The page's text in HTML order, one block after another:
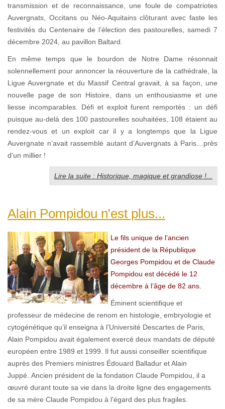
transmission et de reconnaissance, une foule de compatriotes
Auvergnats, Occitans ou Néo-Aquitains clôturant avec faste les
festivités du Centenaire de l’élection des pastourelles, samedi 7
décembre 2024, au pavillon Baltard.
En même temps que le bourdon de Notre Dame résonnait
solennellement pour annoncer la réouverture de la cathédrale, la
Ligue Auvergnate et du Massif Central gravait, à sa façon, une
nouvelle page de son Histoire, dans un enthousiasme et une
liesse incomparables. Défi et exploit furent remportés : un défi
puisque au-delà des 100 pastourelles souhaitées, 108 étaient au
rendez-vous et un exploit car il y a longtemps que la Ligue
Auvergnate n’avait rassemblé autant d’Auvergnats à Paris…près
d'un millier !
Lire la suite : Historique, magique et grandiose !...
Alain Pompidou n'est plus...
Le fils unique de l’ancien
président de la République
Georges Pompidou et de Claude
Pompidou est décédé le 12
décembre à l’âge de 82 ans.
Éminent scientifique et
professeur de médecine de renom en histologie, embryologie et
cytogénétique qu’il enseigna à l’Université Descartes de Paris,
Alain Pompidou avait également exercé deux mandats de député
européen entre 1989 et 1999. Il fut aussi conseiller scientifique
auprès des Premiers ministres Édouard Balladur et Alain
Juppé. Ancien président de la fondation Claude Pompidou, il a
œuvré durant toute sa vie dans la droite ligne des engagements
de sa mère Claude Pompidou à l'égard des plus fragiles.